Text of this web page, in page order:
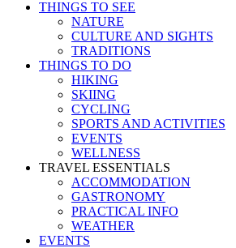
THINGS TO SEE
NATURE
CULTURE AND SIGHTS
TRADITIONS
THINGS TO DO
HIKING
SKIING
CYCLING
SPORTS AND ACTIVITIES
EVENTS
WELLNESS
TRAVEL ESSENTIALS
ACCOMMODATION
GASTRONOMY
PRACTICAL INFO
WEATHER
EVENTS